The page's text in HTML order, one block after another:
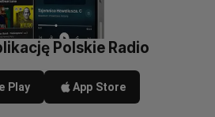
Polskie Radio
Play App Store